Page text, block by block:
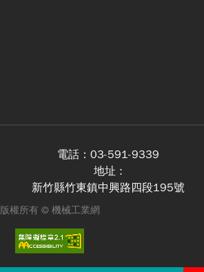
電話： 03-591-9339
地址 :
新竹縣竹東鎮中興路四段195號
版權所有 © 機械工業網